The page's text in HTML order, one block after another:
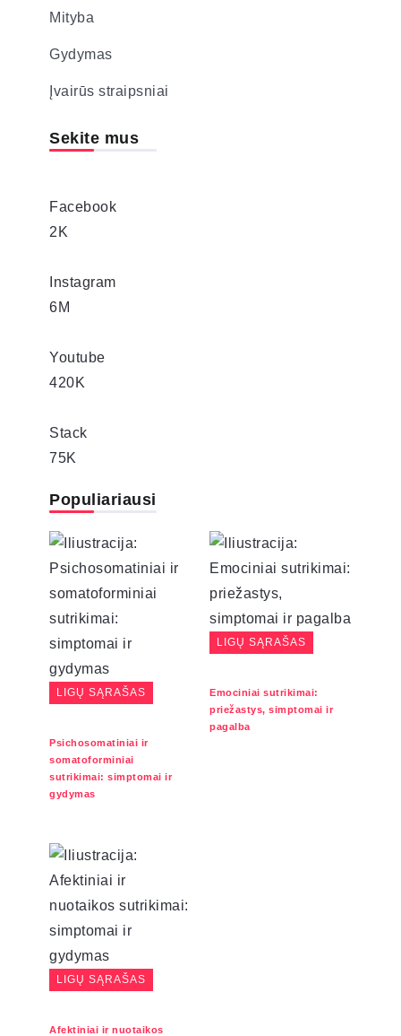
Mityba
Gydymas
Įvairūs straipsniai
Sekite mus
Facebook
2K
Instagram
6M
Youtube
420K
Stack
75K
Populiariausi
LIGŲ SĄRAŠAS
Psichosomatiniai ir
somatoforminiai
sutrikimai: simptomai ir
gydymas
LIGŲ SĄRAŠAS
Emociniai sutrikimai:
priežastys, simptomai ir
pagalba
LIGŲ SĄRAŠAS
Afektiniai ir nuotaikos